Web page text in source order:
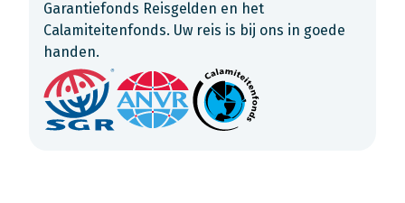
Garantiefonds Reisgelden en het
Calamiteitenfonds. Uw reis is bij ons in goede
handen.